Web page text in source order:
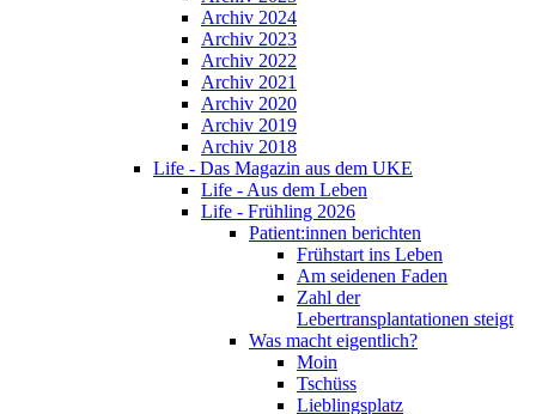
Archiv 2024
Archiv 2023
Archiv 2022
Archiv 2021
Archiv 2020
Archiv 2019
Archiv 2018
Life - Das Magazin aus dem UKE
Life - Aus dem Leben
Life - Frühling 2026
Patient:innen berichten
Frühstart ins Leben
Am seidenen Faden
Zahl der
Lebertransplantationen steigt
Was macht eigentlich?
Moin
Tschüss
Lieblingsplatz